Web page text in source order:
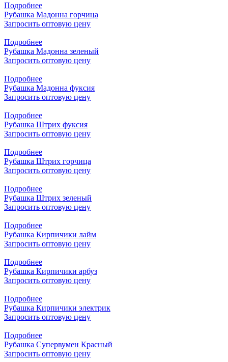
Подробнее
Рубашка Мадонна горчица
Запросить оптовую цену
Подробнее
Рубашка Мадонна зеленый
Запросить оптовую цену
Подробнее
Рубашка Мадонна фуксия
Запросить оптовую цену
Подробнее
Рубашка Штрих фуксия
Запросить оптовую цену
Подробнее
Рубашка Штрих горчица
Запросить оптовую цену
Подробнее
Рубашка Штрих зеленый
Запросить оптовую цену
Подробнее
Рубашка Кирпичики лайм
Запросить оптовую цену
Подробнее
Рубашка Кирпичики арбуз
Запросить оптовую цену
Подробнее
Рубашка Кирпичики электрик
Запросить оптовую цену
Подробнее
Рубашка Супервумен Красный
Запросить оптовую цену